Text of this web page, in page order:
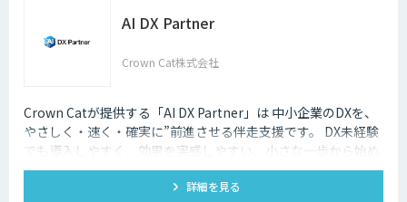
AI DX Partner
Crown Cat株式会社
Crown Catが提供する「AI DX Partner」は 中小企業のDXを、
やさしく・速く・確実に”前進させる伴走支援です。 DX未経験
でも導入しやすく、効果を実感しやすい、小さな一歩から始め
るDX支援サービスです。 AI DX Partnerは、大手企業のDX支援
で培ったノウハウをベースに、 地方・中小企業のための“現実
詳細を見る